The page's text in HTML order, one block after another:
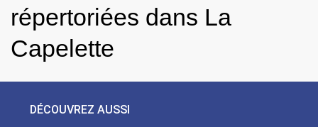
répertoriées dans La
Capelette
DÉCOUVREZ AUSSI